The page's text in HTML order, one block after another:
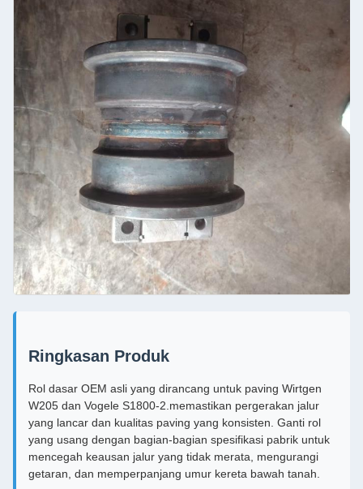
Ringkasan Produk
Rol dasar OEM asli yang dirancang untuk paving Wirtgen
W205 dan Vogele S1800-2.memastikan pergerakan jalur
yang lancar dan kualitas paving yang konsisten. Ganti rol
yang usang dengan bagian-bagian spesifikasi pabrik untuk
mencegah keausan jalur yang tidak merata, mengurangi
getaran, dan memperpanjang umur kereta bawah tanah.